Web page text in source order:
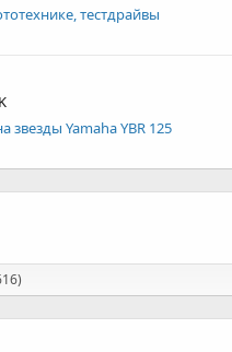
тестдрайвы
звезды Yamaha YBR 125